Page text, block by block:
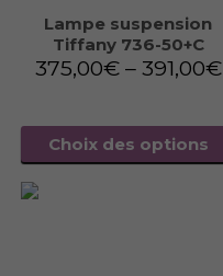
Lampe suspension
Tiffany 736-50+C
375,00€– 391,00€
Choix des options